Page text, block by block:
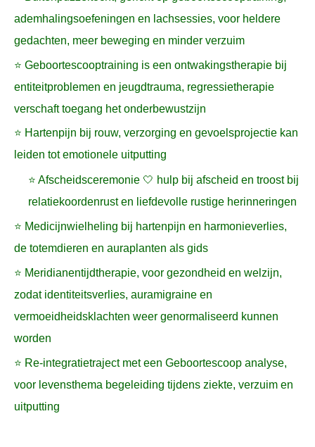
ademhalingsoefeningen en lachsessies, voor heldere
gedachten, meer beweging en minder verzuim
⭐ Geboortescooptraining is een ontwakingstherapie bij
entiteitproblemen en jeugdtrauma, regressietherapie
verschaft toegang het onderbewustzijn
⭐ Hartenpijn bij rouw, verzorging en gevoelsprojectie kan
leiden tot emotionele uitputting
⭐ Afscheidsceremonie 🤍 hulp bij afscheid en troost bij
relatiekoordenrust en liefdevolle rustige herinneringen
⭐ Medicijnwielheling bij hartenpijn en harmonieverlies,
de totemdieren en auraplanten als gids
⭐ Meridianentijdtherapie, voor gezondheid en welzijn,
zodat identiteitsverlies, auramigraine en
vermoeidheidsklachten weer genormaliseerd kunnen
worden
⭐ Re-integratietraject met een Geboortescoop analyse,
voor levensthema begeleiding tijdens ziekte, verzuim en
uitputting